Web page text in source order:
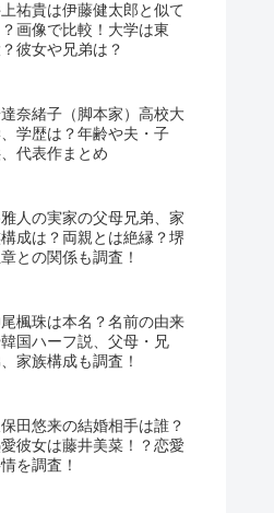
祐貴は伊藤健太郎と似て
画像で比較！大学は東
彼女や兄弟は？
奈緒子（脚本家）高校大
学歴は？年齢や夫・子
代表作まとめ
人の実家の父母兄弟、家
成は？両親とは絶縁？堺
との関係も調査！
楓珠は本名？名前の由来
国ハーフ説、父母・兄
家族構成も調査！
田悠来の結婚相手は誰？
彼女は藤井美菜！？恋愛
を調査！